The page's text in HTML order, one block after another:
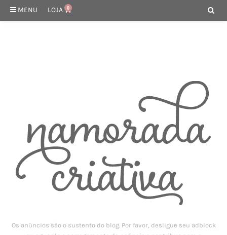
MENU LOJA 0